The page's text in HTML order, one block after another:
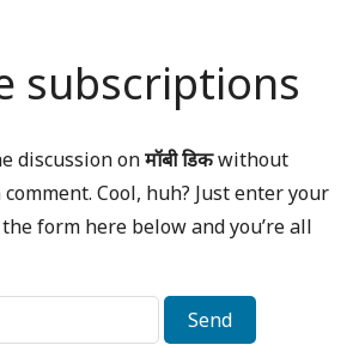
subscriptions
discussion onमॉबी डिकwithout
Cool, huh? Just enter your
form here below and you’re all